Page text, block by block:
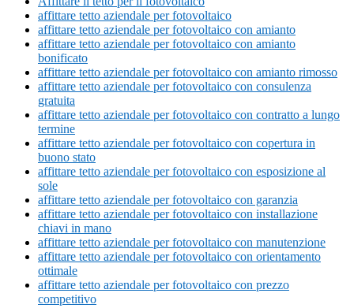
affittare tetto aziendale per fotovoltaico
affittare tetto aziendale per fotovoltaico con amianto
affittare tetto aziendale per fotovoltaico con amianto
bonificato
affittare tetto aziendale per fotovoltaico con amianto rimosso
affittare tetto aziendale per fotovoltaico con consulenza
gratuita
affittare tetto aziendale per fotovoltaico con contratto a lungo
termine
affittare tetto aziendale per fotovoltaico con copertura in
buono stato
affittare tetto aziendale per fotovoltaico con esposizione al
sole
affittare tetto aziendale per fotovoltaico con garanzia
affittare tetto aziendale per fotovoltaico con installazione
chiavi in mano
affittare tetto aziendale per fotovoltaico con manutenzione
affittare tetto aziendale per fotovoltaico con orientamento
ottimale
affittare tetto aziendale per fotovoltaico con prezzo
competitivo